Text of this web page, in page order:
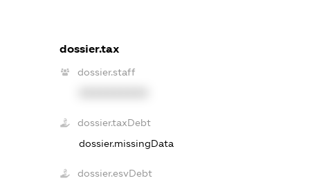
dossier.tax
dossier.staff
dossier.taxDebt
dossier.missingData
dossier.esvDebt